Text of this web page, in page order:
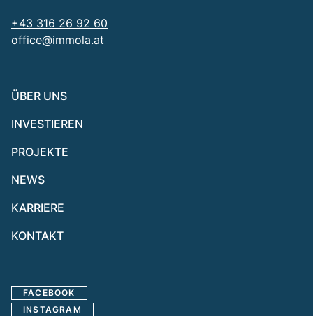
+43 316 26 92 60
office@immola.at
ÜBER UNS
INVESTIEREN
PROJEKTE
NEWS
KARRIERE
KONTAKT
FACEBOOK
INSTAGRAM